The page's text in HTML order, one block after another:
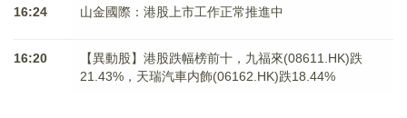
16:24 山金國際：港股上市工作正常推進中
16:20
【異動股】港股跌幅榜前十，九福來(08611.HK)跌
21.43%，天瑞汽車内飾(06162.HK)跌18.44%